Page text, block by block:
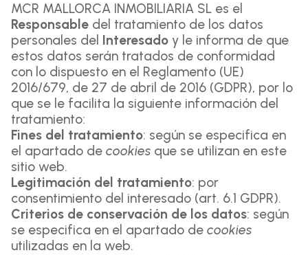
MCR MALLORCA INMOBILIARIA SL es el
Responsable del tratamiento de los datos
personales del Interesado y le informa de que
estos datos serán tratados de conformidad
con lo dispuesto en el Reglamento (UE)
2016/679, de 27 de abril de 2016 (GDPR), por lo
que se le facilita la siguiente información del
tratamiento:
Fines del tratamiento: según se especifica en
el apartado de cookies que se utilizan en este
sitio web.
Legitimación del tratamiento: por
consentimiento del interesado (art. 6.1 GDPR).
Criterios de conservación de los datos: según
se especifica en el apartado de cookies
utilizadas en la web.